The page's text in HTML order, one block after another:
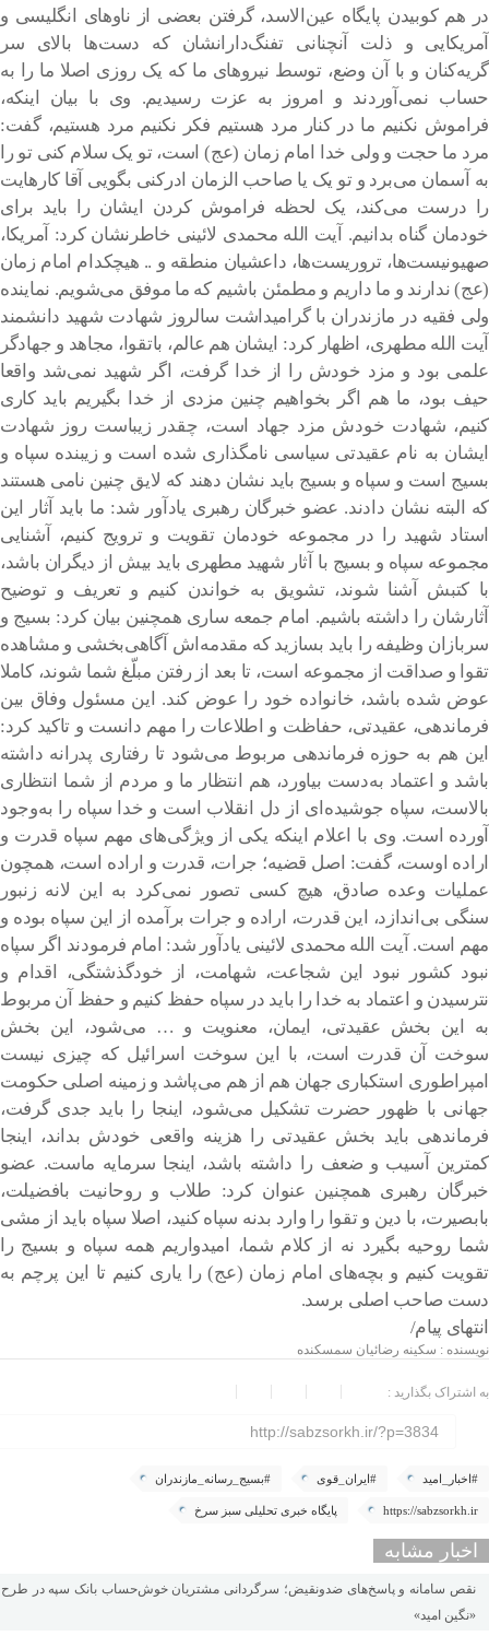
در هم کوبیدن پایگاه عین‌الاسد، گرفتن بعضی از ناوهای انگلیسی و
آمریکایی و ذلت آنچنانی تفنگ‌دارانشان که دست‌ها بالای سر
گریه‌کنان و با آن وضع، توسط نیروهای ما که یک روزی اصلا ما را به
حساب نمی‌آوردند و امروز به عزت رسیدیم. وی با بیان اینکه،
فراموش نکنیم ما در کنار مرد هستیم فکر نکنیم مرد هستیم، گفت:
مرد ما حجت و ولی خدا امام زمان (عج) است، تو یک سلام کنی تو را
به آسمان می‌برد و تو یک یا صاحب الزمان ادرکنی بگویی آقا کارهایت
را درست می‌کند، یک لحظه فراموش کردن ایشان را باید برای
خودمان گناه بدانیم. آیت الله محمدی لائینی خاطرنشان کرد: آمریکا،
صهیونیست‌ها، تروریست‌ها، داعشیان منطقه و .. هیچکدام امام زمان
(عج) ندارند و ما داریم و مطمئن باشیم که ما موفق می‌شویم. نماینده
ولی فقیه در مازندران با گرامیداشت سالروز شهادت شهید دانشمند
آیت الله مطهری، اظهار کرد: ایشان هم عالم، باتقوا، مجاهد و جهادگر
علمی بود و مزد خودش را از خدا گرفت، اگر شهید نمی‌شد واقعا
حیف بود، ما هم اگر بخواهیم چنین مزدی از خدا بگیریم باید کاری
کنیم، شهادت خودش مزد جهاد است، چقدر زیباست روز شهادت
ایشان به نام عقیدتی سیاسی نامگذاری شده است و زیبنده سپاه و
بسیج است و سپاه و بسیج باید نشان دهند که لایق چنین نامی هستند
که البته نشان دادند. عضو خبرگان رهبری یادآور شد: ما باید آثار این
استاد شهید را در مجموعه خودمان تقویت و ترویج کنیم، آشنایی
مجموعه سپاه و بسیج با آثار شهید مطهری باید بیش از دیگران باشد،
با کتبش آشنا شوند، تشویق به خواندن کنیم و تعریف و توضیح
آثارشان را داشته باشیم. امام جمعه ساری همچنین بیان کرد: بسیج و
سربازان وظیفه را باید بسازید که مقدمه‌اش آگاهی‌بخشی و مشاهده
تقوا و صداقت از مجموعه است، تا بعد از رفتن مبلّغ شما شوند، کاملا
عوض شده باشد، خانواده خود را عوض کند. این مسئول وفاق بین
فرماندهی، عقیدتی، حفاظت و اطلاعات را مهم دانست و تاکید کرد:
این هم به حوزه فرماندهی مربوط می‌شود تا رفتاری پدرانه داشته
باشد و اعتماد به‌دست بیاورد، هم انتظار ما و مردم از شما انتظاری
بالاست، سپاه جوشیده‌ای از دل انقلاب است و خدا سپاه را به‌وجود
آورده است. وی با اعلام اینکه یکی از ویژگی‌های مهم سپاه قدرت و
اراده اوست، گفت: اصل قضیه؛ جرات، قدرت و اراده است، همچون
عملیات وعده صادق، هیچ کسی تصور نمی‌کرد به این لانه زنبور
سنگی بی‌اندازد، این قدرت، اراده و جرات برآمده از این سپاه بوده و
مهم است. آیت الله محمدی لائینی یادآور شد: امام فرمودند اگر سپاه
نبود کشور نبود این شجاعت، شهامت، از خودگذشتگی، اقدام و
نترسیدن و اعتماد به خدا را باید در سپاه حفظ کنیم و حفظ آن مربوط
به این بخش عقیدتی، ایمان، معنویت و … می‌شود، این بخش
سوخت آن قدرت است، با این سوخت اسرائیل که چیزی نیست
امپراطوری استکباری جهان هم از هم می‌پاشد و زمینه اصلی حکومت
جهانی با ظهور حضرت تشکیل می‌شود‌، اینجا را باید جدی گرفت،
فرماندهی باید بخش عقیدتی را هزینه واقعی خودش بداند، اینجا
کمترین آسیب و ضعف را داشته باشد، اینجا سرمایه ماست. عضو
خبرگان رهبری همچنین عنوان کرد: طلاب و روحانیت بافضیلت،
بابصیرت، با دین و تقوا را وارد بدنه سپاه کنید، اصلا سپاه باید از مشی
شما روحیه بگیرد نه از کلام شما، امیدواریم همه سپاه و بسیج را
تقویت کنیم و بچه‌های امام زمان (عج) را یاری کنیم‌ تا این پرچم به
دست صاحب اصلی برسد‌.
انتهای پیام/
نویسنده : سکینه رضائیان سمسکنده
به اشتراک بگذارید :
http://sabzsorkh.ir/?p=3834
#اخبار_امید #ایران_قوی #بسیج_رسانه_مازندران
https://sabzsorkh.ir پایگاه خبری تحلیلی سبز سرخ
اخبار مشابه
نقص سامانه و پاسخ‌های ضدونقیض؛ سرگردانی مشتریان خوش‌حساب بانک سپه در طرح
«نگین امید»